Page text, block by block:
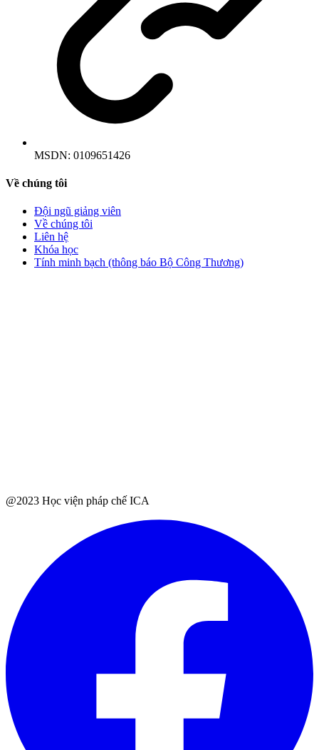
MSDN: 0109651426
Về chúng tôi
Đội ngũ giảng viên
Về chúng tôi
Liên hệ
Khóa học
Tính minh bạch (thông báo Bộ Công Thương)
@2023 Học viện pháp chế ICA